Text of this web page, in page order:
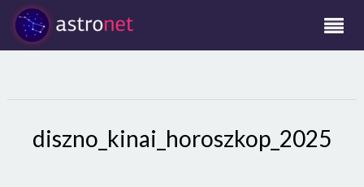
diszno_kinai_horoszkop_2025